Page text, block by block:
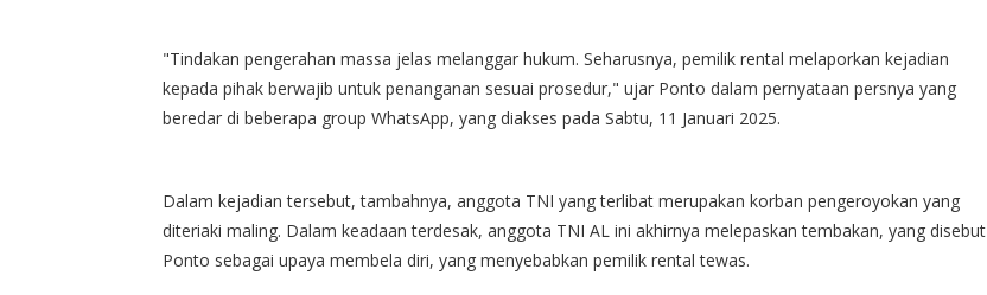
"Tindakan pengerahan massa jelas melanggar hukum. Seharusnya, pemilik rental melaporkan kejadian
kepada pihak berwajib untuk penanganan sesuai prosedur," ujar Ponto dalam pernyataan persnya yang
beredar di beberapa group WhatsApp, yang diakses pada Sabtu, 11 Januari 2025.
Dalam kejadian tersebut, tambahnya, anggota TNI yang terlibat merupakan korban pengeroyokan yang
diteriaki maling. Dalam keadaan terdesak, anggota TNI AL ini akhirnya melepaskan tembakan, yang disebut
Ponto sebagai upaya membela diri, yang menyebabkan pemilik rental tewas.